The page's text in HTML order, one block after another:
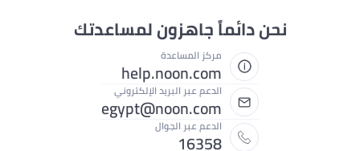
نحن دائماً جاهزون لمساعدتك
مركز المساعدة
help.noon.com
الدعم عبر البريد الإلكتروني
egypt@noon.com
الدعم عبر الجوال
16358